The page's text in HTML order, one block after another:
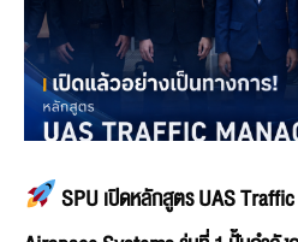
SPU เปิดหลักสูตร UAS